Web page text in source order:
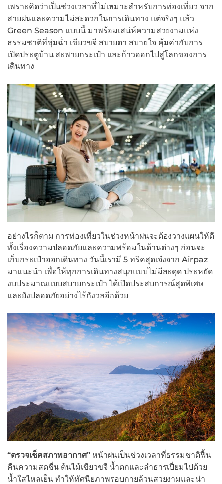
เพราะคิดว่าเป็นช่วงเวลาที่ไม่เหมาะสำหรับการท่องเที่ยว จาก
สายฝนและความไม่สะดวกในการเดินทาง แต่จริงๆ แล้ว
Green Season แบบนี้ มาพร้อมเสน่ห์ความสวยงามแห่ง
ธรรมชาติที่ชุ่มฉ่ำ เขียวขจี สบายตา สบายใจ คุ้มค่ากับการ
เปิดประตูบ้าน สะพายกระเป๋า และก้าวออกไปสู่โลกของการ
เดินทาง
อย่างไรก็ตาม การท่องเที่ยวในช่วงหน้าฝนจะต้องวางแผนให้ดี
ทั้งเรื่องความปลอดภัยและความพร้อมในด้านต่างๆ ก่อนจะ
เก็บกระเป๋าออกเดินทาง วันนี้เรามี 5 ทริคสุดเจ๋งจาก Airpaz
มาแนะนำ เพื่อให้ทุกการเดินทางสนุกแบบไม่มีสะดุด ประหยัด
งบประมาณแบบสบายกระเป๋า ได้เปิดประสบการณ์สุดพิเศษ
และยังปลอดภัยอย่างไร้กังวลอีกด้วย
“ตรวจเช็คสภาพอากาศ” หน้าฝนเป็นช่วงเวลาที่ธรรมชาติฟื้น
คืนความสดชื่น ต้นไม้เขียวขจี น้ำตกและลำธารเปี่ยมไปด้วย
น้ำใสไหลเย็น ทำให้ทัศนียภาพรอบกายล้วนสวยงามและน่า